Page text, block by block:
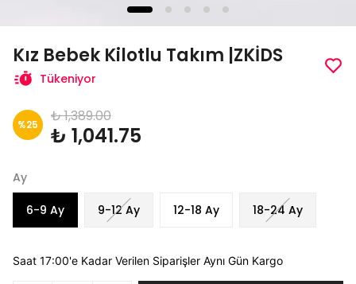
Kız Bebek Kilotlu Takım |ZKİDS
Tükeniyor
%25 ₺ 1,389.00
₺ 1,041.75
Ay
6-9 Ay 9-12 Ay 12-18 Ay 18-24 Ay
Saat 17:00'e Kadar Verilen Siparişler Aynı Gün Kargo